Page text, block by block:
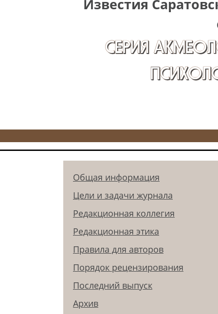
Известия
СЕРИЯ
Общая информация
Цели и задачи журнала
Редакционная коллегия
Редакционная этика
Правила для авторов
Порядок рецензирования
Последний выпуск
Архив